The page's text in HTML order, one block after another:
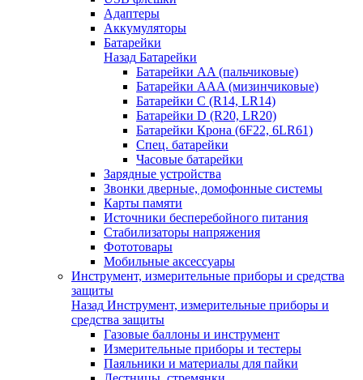
Адаптеры
Аккумуляторы
Батарейки
Назад Батарейки
Батарейки AA (пальчиковые)
Батарейки AAA (мизинчиковые)
Батарейки C (R14, LR14)
Батарейки D (R20, LR20)
Батарейки Крона (6F22, 6LR61)
Спец. батарейки
Часовые батарейки
Зарядные устройства
Звонки дверные, домофонные системы
Карты памяти
Источники бесперебойного питания
Стабилизаторы напряжения
Фототовары
Мобильные аксессуары
Инструмент, измерительные приборы и средства
защиты
Назад Инструмент, измерительные приборы и
средства защиты
Газовые баллоны и инструмент
Измерительные приборы и тестеры
Паяльники и материалы для пайки